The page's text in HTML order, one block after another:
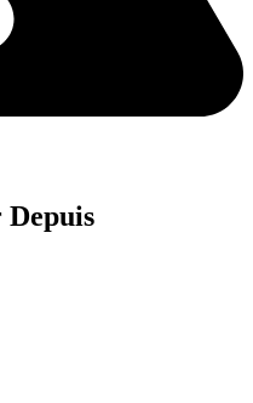
Depuis